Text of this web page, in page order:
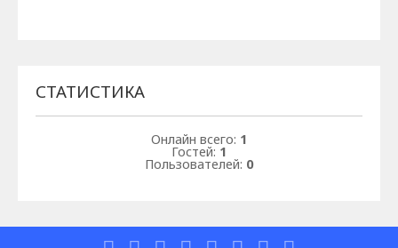
СТАТИСТИКА
Онлайн всего: 1
Гостей: 1
Пользователей: 0